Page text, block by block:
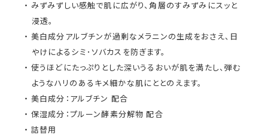
みずみずしい感触で肌に広がり、角層のすみずみにスッと
浸透。
美白成分アルブチンが過剰なメラニンの生成をおさえ、日
やけによるシミ･ソバカスを防ぎます。
使うほどにたっぷりとした深いうるおいが肌を満たし、弾む
ようなハリのあるキメ細かな肌にととのえます。
美白成分：アルブチン 配合
保湿成分：プルーン酵素分解物 配合
詰替用